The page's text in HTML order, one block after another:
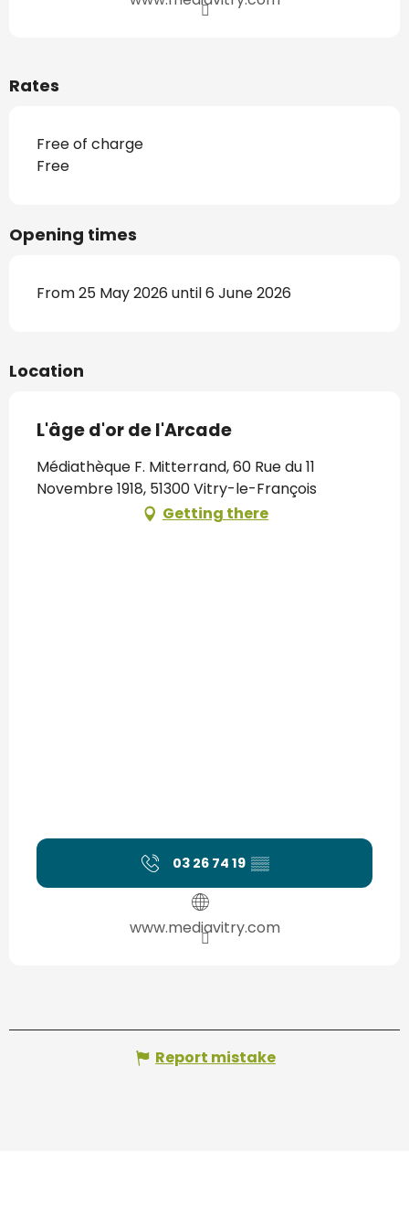
Rates
Free of charge
Free
Opening times
From 25 May 2026 until 6 June 2026
Location
L'âge d'or de l'Arcade
Médiathèque F. Mitterrand, 60 Rue du 11
Novembre 1918, 51300 Vitry-le-François
Getting there
03 26 74 19 ▒▒
www.mediavitry.com
Report mistake